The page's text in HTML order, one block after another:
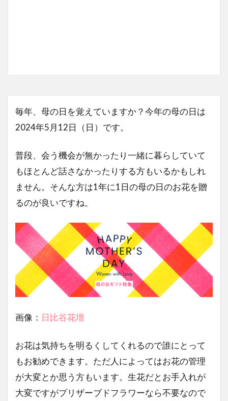
毎年、母の日を覚えていますか？今年の母の日は
2024年5月12日（日）です。
普段、会う機会が無かったり一緒に暮らしていて
もほとんど話さなかったりする方もいるかもしれ
ません。そんな方は1年に1日の母の日のお花を贈
るのが良いですね。
画像： 日比谷花壇
お花は気持ちを明るくしてくれるので誰にとって
もお勧めできます。ただ人によってはお花の管理
が大変とか思う方もいます。生花だとお手入れが
大変ですがプリザーブドフラワーなら不要なので